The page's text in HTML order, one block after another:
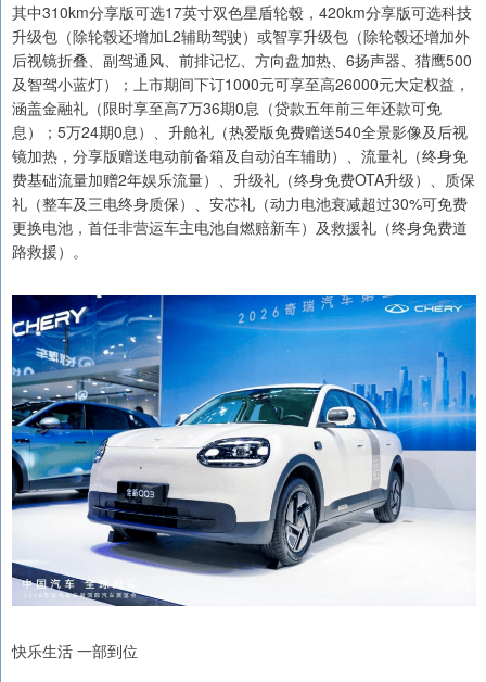
其中310km分享版可选17英寸双色星盾轮毂，420km分享版可选科技
升级包（除轮毂还增加L2辅助驾驶）或智享升级包（除轮毂还增加外
后视镜折叠、副驾通风、前排记忆、方向盘加热、6扬声器、猎鹰500
及智驾小蓝灯）；上市期间下订1000元可享至高26000元大定权益，
涵盖金融礼（限时享至高7万36期0息（贷款五年前三年还款可免
息）；5万24期0息）、升舱礼（热爱版免费赠送540全景影像及后视
镜加热，分享版赠送电动前备箱及自动泊车辅助）、流量礼（终身免
费基础流量加赠2年娱乐流量）、升级礼（终身免费OTA升级）、质保
礼（整车及三电终身质保）、安芯礼（动力电池衰减超过30%可免费
更换电池，首任非营运车主电池自燃赔新车）及救援礼（终身免费道
路救援）。
快乐生活 一部到位